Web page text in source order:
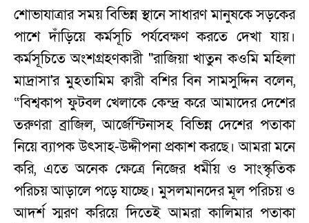
শোভাযাত্রার সময় বিভিন্ন স্থানে সাধারণ মানুষকে সড়কের
পাশে দাঁড়িয়ে কর্মসূচি পর্যবেক্ষণ করতে দেখা যায়।
কর্মসূচিতে অংশগ্রহণকারী "রাজিয়া খাতুন কওমি মহিলা
মাদ্রাসা'র মুহতামিম ক্বারী বশির বিন সামসুদ্দিন বলেন,
“বিশ্বকাপ ফুটবল খেলাকে কেন্দ্র করে আমাদের দেশের
তরুণরা ব্রাজিল, আর্জেন্টিনাসহ বিভিন্ন দেশের পতাকা
নিয়ে ব্যাপক উৎসাহ-উদ্দীপনা প্রকাশ করছে। আমরা মনে
করি, এতে অনেক ক্ষেত্রে নিজের ধর্মীয় ও সাংস্কৃতিক
পরিচয় আড়ালে পড়ে যাচ্ছে। মুসলমানদের মূল পরিচয় ও
আদর্শ স্মরণ করিয়ে দিতেই আমরা কালিমার পতাকা